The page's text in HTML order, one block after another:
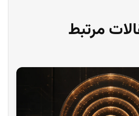
مرتبط